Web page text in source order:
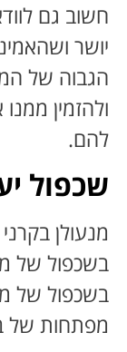
חשוב גם
יושר
הגבוה של
ולהזמין
להם.
שכפול
מנעולן
בשכפול של
בשכפול של
מפתחות של